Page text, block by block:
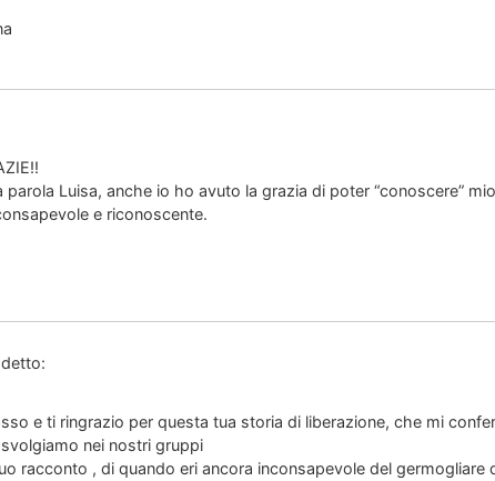
parola Luisa, anche io ho avuto la grazia di poter “conoscere”
e riconoscente.
e ti ringrazio per questa tua storia di liberazione, che mi
nei nostri gruppi
racconto , di quando eri ancora inconsapevole del germogliare